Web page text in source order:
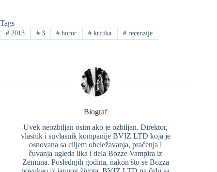
Tags
#2013 #3 # horor # kritika # recenzije
Biograf
Uvek neozbiljan osim ako je ozbiljan. Direktor,
vlasnik i suvlasnik kompanije BVIZ LTD koja je
osnovana sa ciljem obeležavanja, praćenja i
čuvanja ugleda lika i dela Bozze Vampira iz
Zemuna. Poslednjih godina, nakon što se Bozza